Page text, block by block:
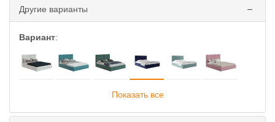
Другие варианты
Вариант:
Показать все